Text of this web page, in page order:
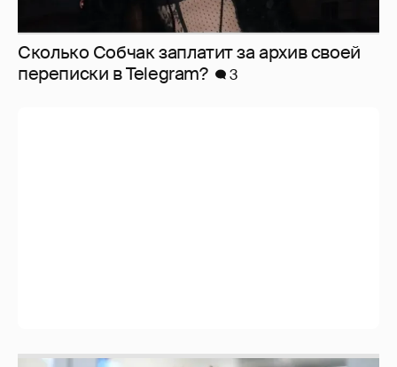
Сколько Собчак заплатит за архив своей
перeписки в Telegram?
3